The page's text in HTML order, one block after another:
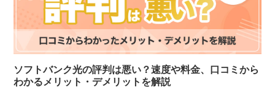
ソフトバンク光の評判は悪い？速度や料金、口コミから
わかるメリット・デメリットを解説